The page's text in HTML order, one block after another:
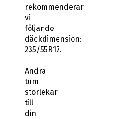
rekommenderar
vi
följande
däckdimension:
235/55R17.
Andra
tum
storlekar
till
din